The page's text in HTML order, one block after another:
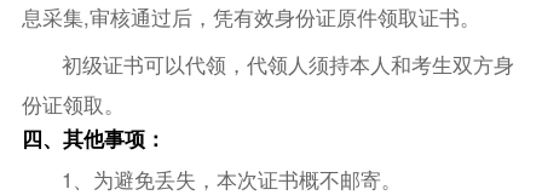
息采集,审核通过后，凭有效身份证原件领取证书。
初级证书可以代领，代领人须持本人和考生双方身
份证领取。
四、其他事项：
1、为避免丢失，本次证书概不邮寄。